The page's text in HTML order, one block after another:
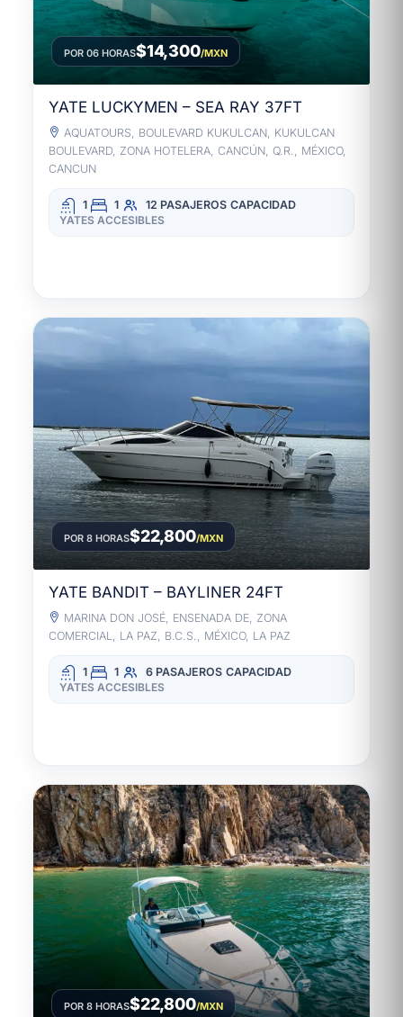
POR 06 HORAS$14,300/MXN
YATE LUCKYMEN – SEA RAY 37FT
AQUATOURS, BOULEVARD KUKULCAN, KUKULCAN
BOULEVARD, ZONA HOTELERA, CANCÚN, Q.R., MÉXICO,
CANCUN
1 1 12 PASAJEROS CAPACIDAD
YATES ACCESIBLES
POR 8 HORAS$22,800/MXN
YATE BANDIT – BAYLINER 24FT
MARINA DON JOSÉ, ENSENADA DE, ZONA
COMERCIAL, LA PAZ, B.C.S., MÉXICO, LA PAZ
1 1 6 PASAJEROS CAPACIDAD
YATES ACCESIBLES
POR 8 HORAS$22,800/MXN